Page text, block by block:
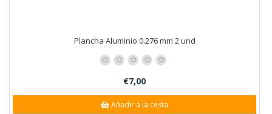
Plancha Aluminio 0.276 mm 2 und
€7,00
Añadir a la cesta